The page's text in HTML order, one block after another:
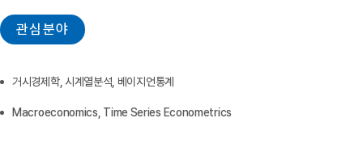
관심분야
거시경제학, 시계열분석, 베이지언통계
Macroeconomics, Time Series Econometrics